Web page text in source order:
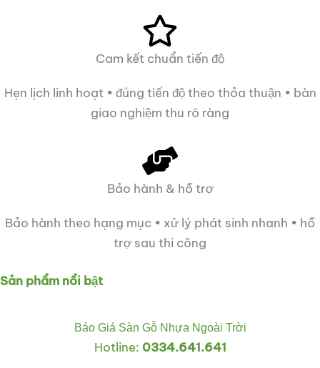
Cam kết chuẩn tiến độ
Hẹn lịch linh hoạt • đúng tiến độ theo thỏa thuận • bàn
giao nghiệm thu rõ ràng
Bảo hành & hỗ trợ
Bảo hành theo hạng mục • xử lý phát sinh nhanh • hỗ
trợ sau thi công
Sản phẩm nổi bật
Báo Giá Sàn Gỗ Nhựa Ngoài Trời
Hotline: 0334.641.641